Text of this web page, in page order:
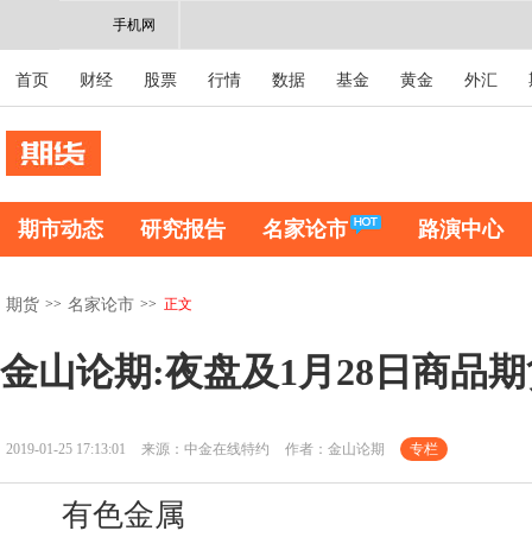
手机网
首页 财经 股票 行情 数据 基金 黄金 外汇
期市动态 研究报告 名家论市 路演中心
期货 >> 名家论市 >> 正文
金山论期:夜盘及1月28日商品
2019-01-25 17:13:01 来源：中金在线特约 作者：金山论期 专栏
有色金属